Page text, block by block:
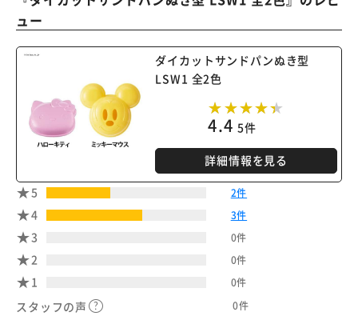
ュー
ダイカットサンドパンぬき型
LSW1 全2色
4.4 5件
詳細情報を見る
5 2件
4 3件
3 0件
2 0件
1 0件
スタッフの声 0件